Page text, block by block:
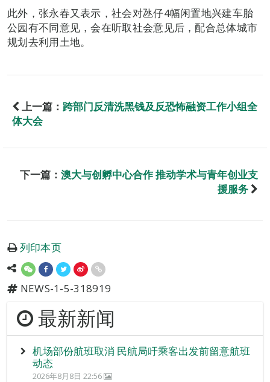
此外，张永春又表示，社会对氹仔4幅闲置地兴建车胎
公园有不同意见，会在听取社会意见后，配合总体城市
规划去利用土地。
上一篇： 跨部门反清洗黑钱及反恐怖融资工作小组全
体大会
下一篇： 澳大与创孵中心合作 推动学术与青年创业支
援服务
列印本页
NEWS-1-5-318919
最新新闻
机场部份航班取消 民航局吁乘客出发前留意航班
动态
2026年8月8日 22:56